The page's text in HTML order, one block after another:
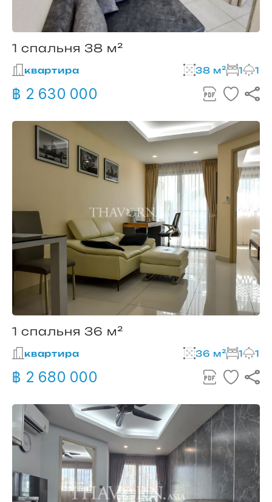
1 спальня 38 м²
квартира 38 м² 1 1
฿ 2 630 000
1 спальня 36 м²
квартира 36 м² 1 1
฿ 2 680 000